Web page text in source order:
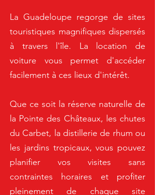
La Guadeloupe regorge de sites
touristiques magnifiques dispersés
à travers l'île. La location de
voiture vous permet d'accéder
facilement à ces lieux d'intérêt.
Que ce soit la réserve naturelle de
la Pointe des Châteaux, les chutes
du Carbet, la distillerie de rhum ou
les jardins tropicaux, vous pouvez
planifier vos visites sans
contraintes horaires et profiter
pleinement de chaque site